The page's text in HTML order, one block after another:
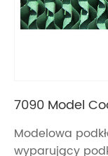
7090 Model
Modelowa
wyparujący